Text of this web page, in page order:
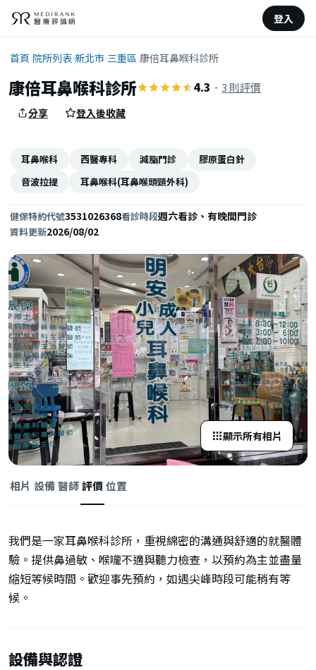
登入
首頁›院所列表›新北市›三重區›康倍耳鼻喉科診所
康倍耳鼻喉科診所 4.3 ·3 則評價
分享 登入後收藏
耳鼻喉科 西醫專科 減脂門診
膠原蛋白針
音波拉提
耳鼻喉科(耳鼻喉頭頸外科)
健保特約代號3531026368看診時段週六看診、有晚間門診
資料更新2026/08/02
顯示所有相片
相片 設備醫師評價位置
我們是一家耳鼻喉科診所，重視綿密的溝通與舒適的就醫體
驗。提供鼻過敏、喉嚨不適與聽力檢查，以預約為主並盡量
縮短等候時間。歡迎事先預約，如遇尖峰時段可能稍有等
候。
設備與認證